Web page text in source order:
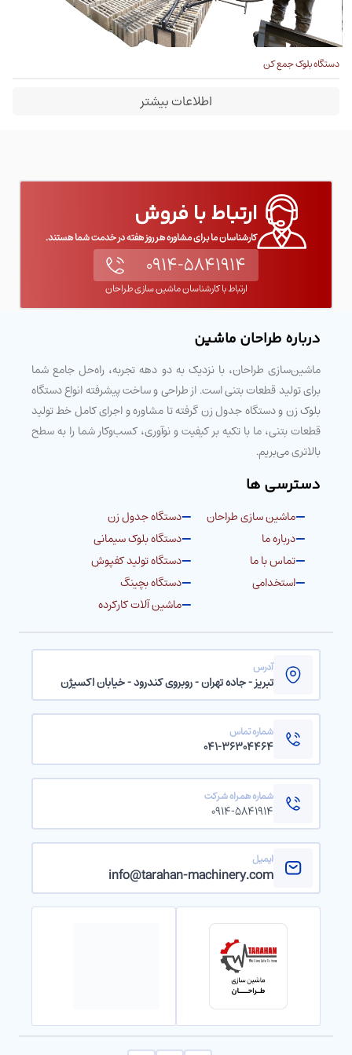
دستگاه بلوک جمع کن
اطلاعات بیشتر
ارتباط با فروش
کارشناسان ما برای مشاوره هر روز هفته در خدمت شما هستند.
۰۹۱۴-۵۸۴۱۹۱۴
ارتباط با کارشناسان ماشین سازی طراحان
درباره طراحان ماشین
ماشین‌سازی طراحان، با نزدیک به دو دهه تجربه، راه‌حل جامع شما
برای تولید قطعات بتنی است. از طراحی و ساخت پیشرفته انواع دستگاه
بلوک زن و دستگاه جدول زن گرفته تا مشاوره و اجرای کامل خط تولید
قطعات بتنی، ما با تکیه بر کیفیت و نوآوری، کسب‌وکار شما را به سطح
بالاتری می‌بریم.
دسترسی ها
ماشین سازی طراحان
درباره ما
تماس با ما
استخدامی
دستگاه جدول زن
دستگاه بلوک سیمانی
دستگاه تولید کفپوش
دستگاه بچینگ
ماشین آلات کارکرده
آدرس
تبریز - جاده تهران - روبروی کندرود - خیابان اکسیژن
شماره تماس
۰۴۱-۳۶۳۰۴۴۶۴
شماره همراه شرکت
۰۹۱۴-۵۸۴۱۹۱۴
ایمیل
info@tarahan-machinery.com